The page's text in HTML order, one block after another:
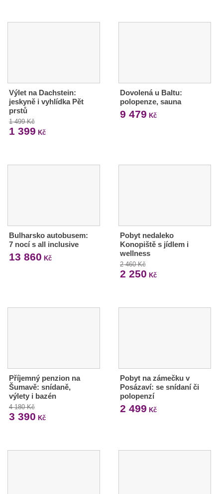
Výlet na Dachstein:
jeskyně i vyhlídka Pět
prstů
1 499 Kč
1 399 Kč
Dovolená u Baltu:
polopenze, sauna
9 479 Kč
Bulharsko autobusem:
7 nocí s all inclusive
13 860 Kč
Pobyt nedaleko
Konopiště s jídlem i
wellness
2 460 Kč
2 250 Kč
Příjemný penzion na
Šumavě: snídaně,
výlety i bazén
4 180 Kč
3 390 Kč
Pobyt na zámečku v
Posázaví: se snídaní či
polopenzí
2 499 Kč